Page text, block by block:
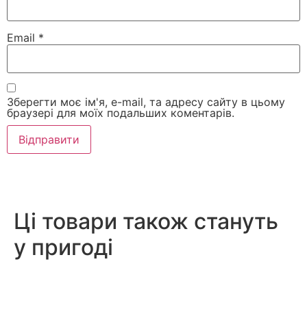
Email *
Зберегти моє ім'я, e-mail, та адресу сайту в цьому
браузері для моїх подальших коментарів.
Ці товари також стануть
у пригоді